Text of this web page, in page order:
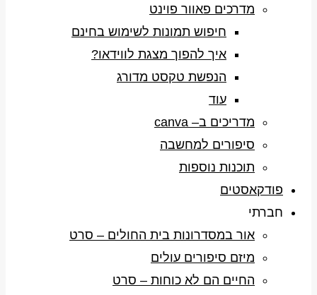
מדרכים פאוור פוינט
חיפוש תמונות לשימוש בחינם
איך להפוך מצגת לווידאו?
הנפשת טקסט מדורג
עוד
מדריכים ב– canva
סיפורים למחשבה
תוכנות נוספות
פודקאסטים
חברתי
אור במסדרונות בית החולים – סרט
מיזם סיפורים עולים
החיים הם לא כוחות – סרט